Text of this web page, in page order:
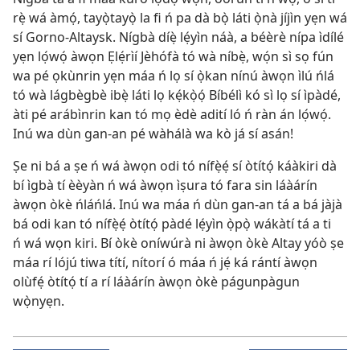
rẹ̀ wá àmọ́, tayọ̀tayọ̀ la fi ń pa dà bọ̀ láti ọ̀nà jíjìn yẹn wá
sí Gorno-Altaysk. Nígbà díẹ̀ lẹ́yìn náà, a béèrè nípa ìdílé
yẹn lọ́wọ́ àwọn Ẹlẹ́rìí Jèhófà tó wà níbẹ̀, wọ́n sì sọ fún
wa pé ọkùnrin yẹn máa ń lọ sí ọ̀kan nínú àwọn ìlú ńlá
tó wà lágbègbè ibẹ̀ láti lọ kẹ́kọ̀ọ́ Bíbélì kó sì lọ sí ìpàdé,
àti pé arábìnrin kan tó mọ èdè adití ló ń ràn án lọ́wọ́.
Inú wa dùn gan-an pé wàhálà wa kò já sí asán!
Ṣe ni bá a ṣe ń wá àwọn odi tó nífẹ̀ẹ́ sí òtítọ́ káàkiri dà
bí ìgbà tí èèyàn ń wá àwọn ìṣura tó fara sin láàárín
àwọn òkè ńláńlá. Inú wa máa ń dùn gan-an tá a bá jàjà
bá odi kan tó nífẹ̀ẹ́ òtítọ́ pàdé lẹ́yìn ọ̀pọ̀ wákàtí tá a ti
ń wá wọn kiri. Bí òkè oníwúrà ni àwọn òkè Altay yóò ṣe
máa rí lójú tiwa títí, nítorí ó máa ń jẹ́ ká rántí àwọn
olùfẹ́ òtítọ́ tí a rí láàárín àwọn òkè págunpàgun
wọ̀nyẹn.